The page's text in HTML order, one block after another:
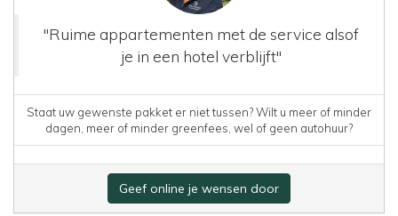
"Ruime appartementen met de service alsof
je in een hotel verblijft"
Staat uw gewenste pakket er niet tussen? Wilt u meer of minder
dagen, meer of minder greenfees, wel of geen autohuur?
Geef online je wensen door